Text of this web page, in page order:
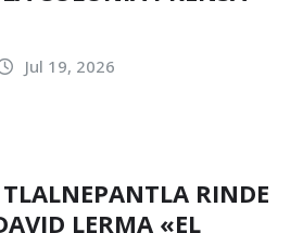
Jul 19, 2026
RINDE
LERMA «EL